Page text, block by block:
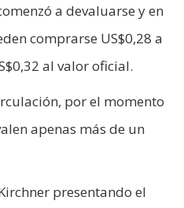
a devaluarse y en
comprarse US$0,28 a
al valor oficial.
por el momento
apenas más de un
presentando el